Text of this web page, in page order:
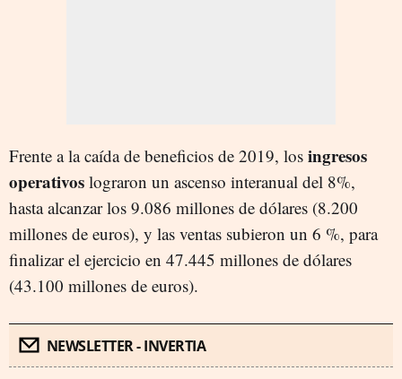
Frente a la caída de beneficios de 2019, los ingresos
operativos lograron un ascenso interanual del 8%,
hasta alcanzar los 9.086 millones de dólares (8.200
millones de euros), y las ventas subieron un 6 %, para
finalizar el ejercicio en 47.445 millones de dólares
(43.100 millones de euros).
NEWSLETTER - INVERTIA